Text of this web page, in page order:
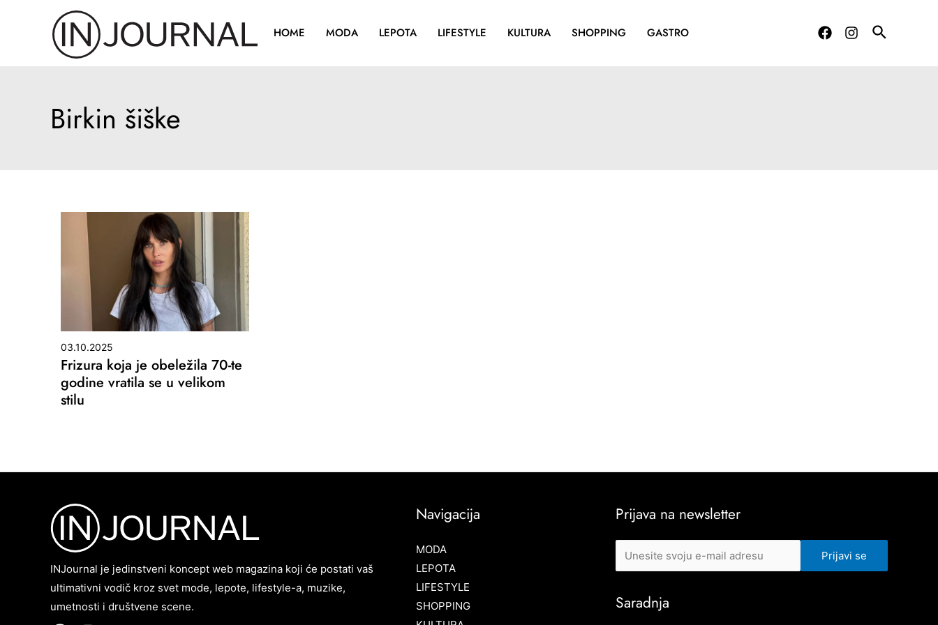
HOME MODA LEPOTA LIFESTYLE KULTURA SHOPPING GASTRO
Birkin šiške
03.10.2025
Frizura koja je obeležila 70-te
godine vratila se u velikom
stilu
INJournal je jedinstveni koncept web magazina koji će postati vaš
ultimativni vodič kroz svet mode, lepote, lifestyle-a, muzike,
umetnosti i društvene scene.
Navigacija
MODA
LEPOTA
LIFESTYLE
SHOPPING
Prijava na newsletter
Saradnja